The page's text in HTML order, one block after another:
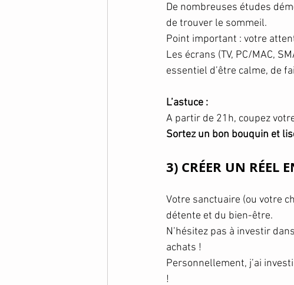
De nombreuses études
de trouver le sommeil.
Point important : votre
Les écrans (TV, PC/MAC,
essentiel d’être calme, de
L’astuce :
A partir de 21h, coupez
Sortez un bon bouquin et
3) CRÉER UN RÉEL
Votre sanctuaire (ou votre
détente et du bien-être.
N’hésitez pas à investir
achats !
Personnellement, j’ai
!